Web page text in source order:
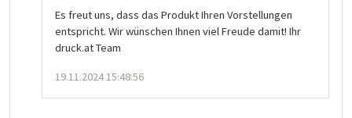
Es freut uns, dass das Produkt Ihren Vorstellungen
entspricht. Wir wünschen Ihnen viel Freude damit! Ihr
druck.at Team
19.11.2024 15:48:56